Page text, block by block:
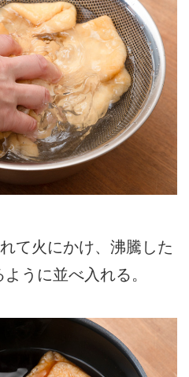
て火にかけ、沸騰した
うに並べ入れる。